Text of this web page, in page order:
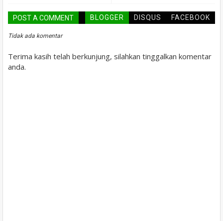
POST A COMMENT BLOGGER DISQUS FACEBOOK
Tidak ada komentar
Terima kasih telah berkunjung, silahkan tinggalkan komentar
anda.